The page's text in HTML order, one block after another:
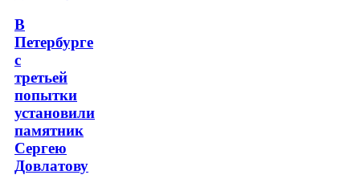
В
Петербурге
с
третьей
попытки
установили
памятник
Сергею
Довлатову